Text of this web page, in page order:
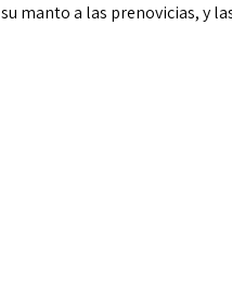
manto a las prenovicias, y